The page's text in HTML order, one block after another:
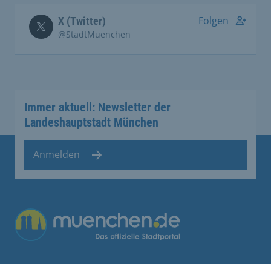
X (Twitter)
@StadtMuenchen
Folgen
Immer aktuell: Newsletter der
Landeshauptstadt München
Anmelden
Übergreifende Links